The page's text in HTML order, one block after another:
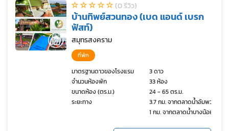
(0 รีวิว)
บ้านทิพย์สวนทอง (เบด แอนด์ เบรก
ฟัสท์)
สมุทรสงคราม
ที่พัก
มาตรฐานดาวของโรงแรม
3 ดาว
จำนวนห้องพัก
33 ห้อง
ขนาดห้อง (ตร.ม.)
24 - 65 ตร.ม.
ระยะทาง
3.7 กม. จากตลาดน้ำอัมพวา,
1 กม. จากตลาดน้ำบางน้อย